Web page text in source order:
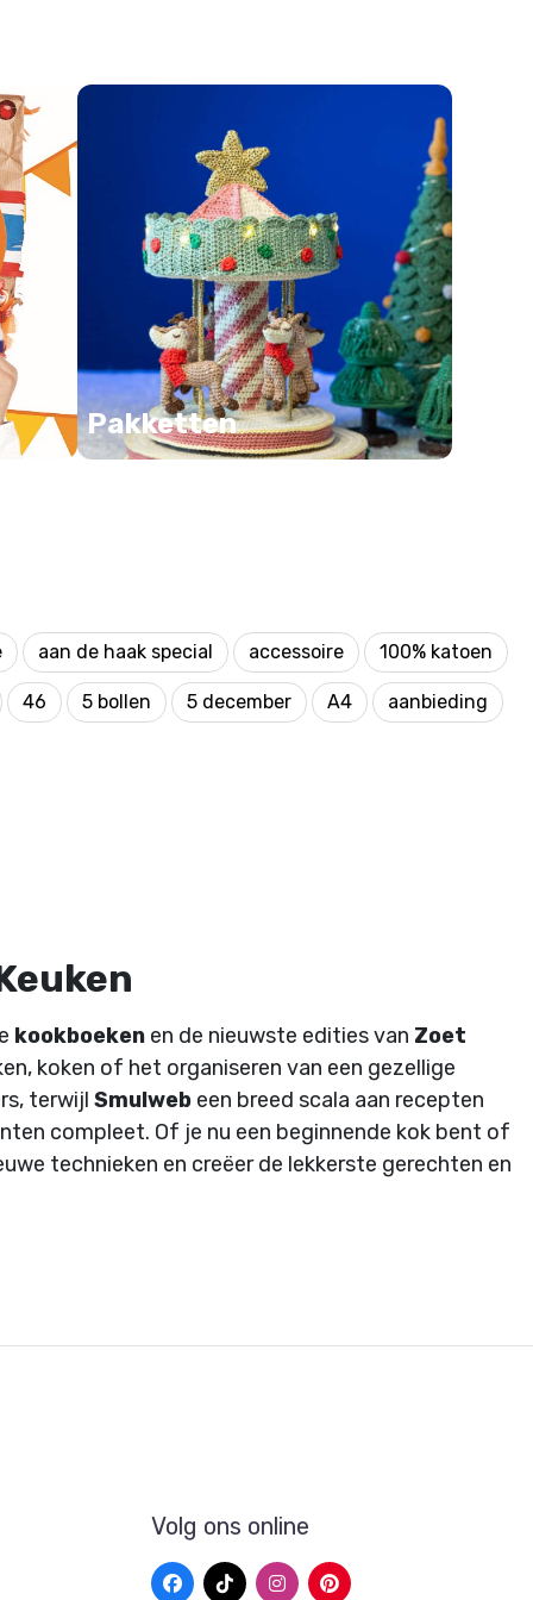
Pakketten
aan de haak special accessoire 100% katoen
46 5 bollen 5 december A4 aanbieding
kookboeken en de nieuwste edities van Zoet
koken of het organiseren van een gezellige
terwijl Smulweb een breed scala aan recepten
compleet. Of je nu een beginnende kok bent of
technieken en creëer de lekkerste gerechten en
Volg ons online